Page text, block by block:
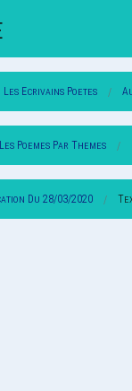
Les Ecrivains Poetes
Les Poemes Par Themes
Du 28/03/2020